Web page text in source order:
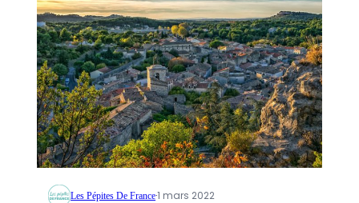
Les Pépites De France·1 mars 2022